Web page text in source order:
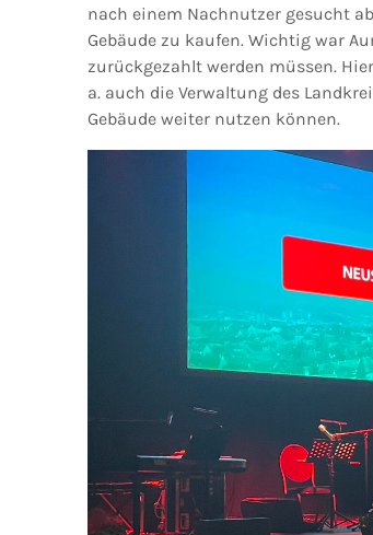
nach einem Nachnutzer gesucht
Gebäude zu kaufen. Wichtig war
zurückgezahlt werden müssen.
a. auch die Verwaltung des
Gebäude weiter nutzen können.